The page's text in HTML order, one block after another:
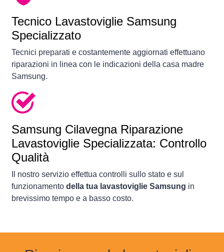
Tecnico Lavastoviglie Samsung
Specializzato
Tecnici preparati e costantemente aggiornati effettuano
riparazioni in linea con le indicazioni della casa madre
Samsung.
Samsung Cilavegna Riparazione
Lavastoviglie Specializzata: Controllo
Qualità
Il nostro servizio effettua controlli sullo stato e sul
funzionamento della tua lavastoviglie Samsung in
brevissimo tempo e a basso costo.